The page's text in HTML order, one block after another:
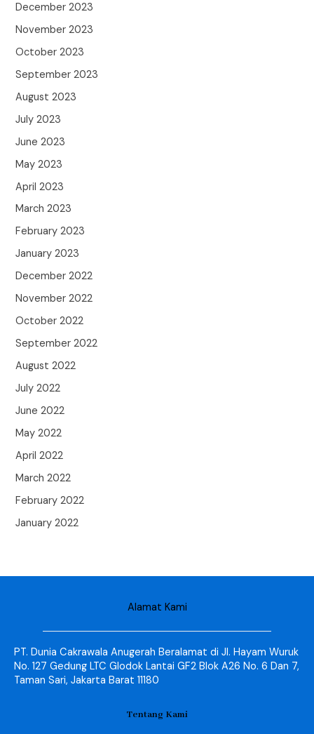
December 2023
November 2023
October 2023
September 2023
August 2023
July 2023
June 2023
May 2023
April 2023
March 2023
February 2023
January 2023
December 2022
November 2022
October 2022
September 2022
August 2022
July 2022
June 2022
May 2022
April 2022
March 2022
February 2022
January 2022
Alamat Kami
PT. Dunia Cakrawala Anugerah Beralamat di Jl. Hayam Wuruk
No. 127 Gedung LTC Glodok Lantai GF2 Blok A26 No. 6 Dan 7,
Taman Sari, Jakarta Barat 11180
Tentang Kami